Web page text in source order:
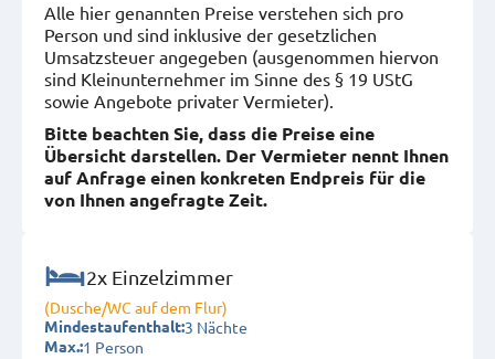
Alle hier genannten Preise verstehen sich pro
Person und sind inklusive der gesetzlichen
Umsatzsteuer angegeben (ausgenommen hiervon
sind Kleinunternehmer im Sinne des § 19 UStG
sowie Angebote privater Vermieter).
Bitte beachten Sie, dass die Preise eine
Übersicht darstellen. Der Vermieter nennt Ihnen
auf Anfrage einen konkreten Endpreis für die
von Ihnen angefragte Zeit.
2x Einzelzimmer
(Dusche/WC auf dem Flur)
Mindestaufenthalt:3 Nächte
Max.:1 Person